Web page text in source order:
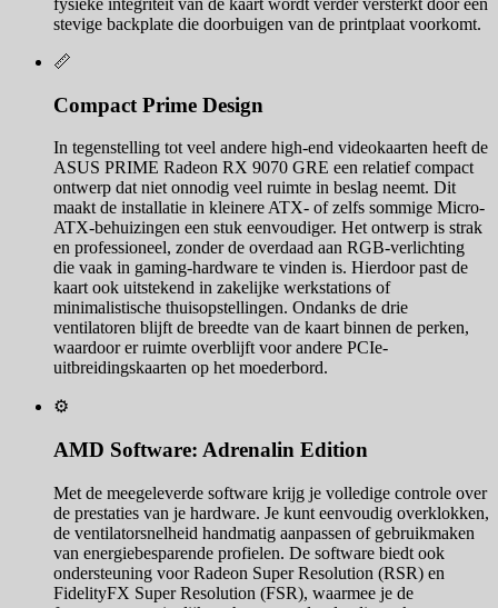
stevige backplate die doorbuigen van de printplaat voorkomt.
📏
Compact Prime Design
In tegenstelling tot veel andere high-end videokaarten heeft de
ASUS PRIME Radeon RX 9070 GRE een relatief compact
ontwerp dat niet onnodig veel ruimte in beslag neemt. Dit
maakt de installatie in kleinere ATX- of zelfs sommige Micro-
ATX-behuizingen een stuk eenvoudiger. Het ontwerp is strak
en professioneel, zonder de overdaad aan RGB-verlichting
die vaak in gaming-hardware te vinden is. Hierdoor past de
kaart ook uitstekend in zakelijke werkstations of
minimalistische thuisopstellingen. Ondanks de drie
ventilatoren blijft de breedte van de kaart binnen de perken,
waardoor er ruimte overblijft voor andere PCIe-
uitbreidingskaarten op het moederbord.
⚙️
AMD Software: Adrenalin Edition
Met de meegeleverde software krijg je volledige controle over
de prestaties van je hardware. Je kunt eenvoudig overklokken,
de ventilatorsnelheid handmatig aanpassen of gebruikmaken
van energiebesparende profielen. De software biedt ook
ondersteuning voor Radeon Super Resolution (RSR) en
FidelityFX Super Resolution (FSR), waarmee je de